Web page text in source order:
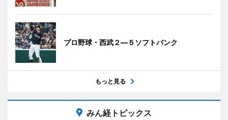
プロ野球・西武２―５ソフトバンク
もっと見る
みん経トピックス